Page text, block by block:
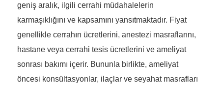
geniş aralık, ilgili cerrahi müdahalelerin
karmaşıklığını ve kapsamını yansıtmaktadır. Fiyat
genellikle cerrahın ücretlerini, anestezi masraflarını,
hastane veya cerrahi tesis ücretlerini ve ameliyat
sonrası bakımı içerir. Bununla birlikte, ameliyat
öncesi konsültasyonlar, ilaçlar ve seyahat masrafları